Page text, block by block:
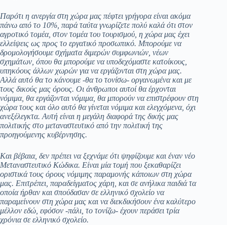
Παρότι η ανεργία στη χώρα μας πέφτει γρήγορα είναι ακόμα
πάνω από το 10%, παρά ταύτα γνωρίζετε πολύ καλά ότι στον
αγροτικό τομέα, στον τομέα του τουρισμού, η χώρα μας έχει
ελλείψεις ως προς το εργατικό προσωπικό. Μπορούμε να
δρομολογήσουμε σχήματα διμερών συμφωνιών, νέων
σχημάτων, όπου θα μπορούμε να υποδεχόμαστε κατοίκους,
υπηκόους άλλων χωρών για να εργάζονται στη χώρα μας.
Αλλά αυτό θα το κάνουμε -θα το τονίσω- οργανωμένα και με
τους δικούς μας όρους. Οι άνθρωποι αυτοί θα έρχονται
νόμιμα, θα εργάζονται νόμιμα, θα μπορούν να επιστρέφουν στη
χώρα τους και όλο αυτό θα γίνεται νόμιμα και ελεγχόμενα, όχι
ανεξέλεγκτα. Αυτή είναι η μεγάλη διαφορά της δικής μας
πολιτικής στο μεταναστευτικό από την πολιτική της
προηγούμενης κυβέρνησης.
Και βέβαια, δεν πρέπει να ξεχνάμε ότι ψηφίζουμε και έναν νέο
Μεταναστευτικό Κώδικα. Είναι μία τομή που ξεκαθαρίζει
οριστικά τους όρους νόμιμης παραμονής κάποιων στη χώρα
μας. Επιτρέπει, παραδείγματος χάρη, και σε ανήλικα παιδιά τα
οποία ήρθαν και σπούδασαν σε ελληνικό σχολείο να
παραμείνουν στη χώρα μας και να διεκδικήσουν ένα καλύτερο
μέλλον εδώ, εφόσον -πάλι, το τονίζω- έχουν περάσει τρία
χρόνια σε ελληνικό σχολείο.